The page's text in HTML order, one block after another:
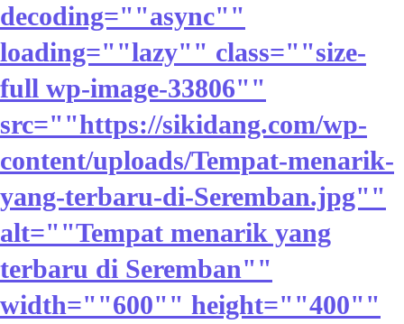
decoding=""async""
loading=""lazy"" class=""size-
full wp-image-33806""
src=""https://sikidang.com/wp-
content/uploads/Tempat-menarik-
yang-terbaru-di-Seremban.jpg""
alt=""Tempat menarik yang
terbaru di Seremban""
width=""600"" height=""400""